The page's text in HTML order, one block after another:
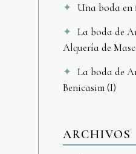
Una boda en
La boda de
Alquería de
La boda de
Benicasim (I)
ARCHIVOS